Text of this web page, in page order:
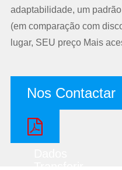
adaptabilidade, um
(em comparação com
lugar, SEU preço Mais
Nos Contactar